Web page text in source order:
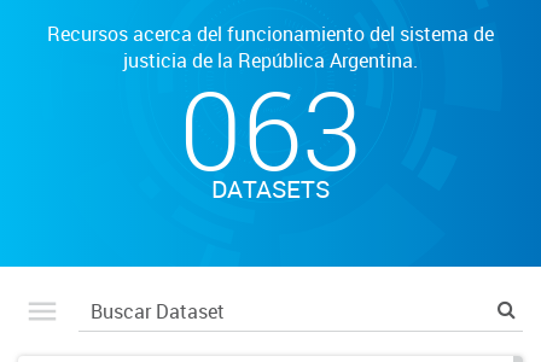
Recursos acerca del funcionamiento del sistema de
justicia de la República Argentina.
063
DATASETS